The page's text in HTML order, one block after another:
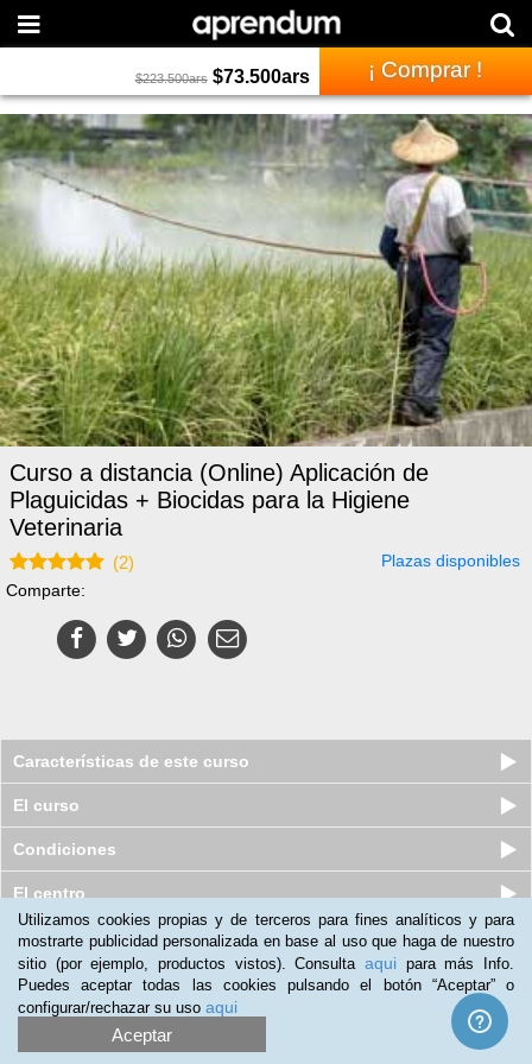
$223.500ars $73.500ars ¡ Comprar !
Curso a distancia (Online) Aplicación de
Plaguicidas + Biocidas para la Higiene
Veterinaria
(2)
Plazas disponibles
Comparte:
Características de este curso
El curso
Condiciones
El centro
Nuestros clientes opinan:
Miguel Troncoso
Lo utilizo para ponerme al día sobre el tema relacionado con
fitosanitarios.Lo recomiendo porque son muy buenos para
Utilizamos cookies propias y de terceros para fines analíticos y para
mostrarte publicidad personalizada en base al uso que haga de nuestro
sitio (por ejemplo, productos vistos). Consulta aqui para más Info.
Puedes aceptar todas las cookies pulsando el botón “Aceptar” o
configurar/rechazar su uso aqui
Aceptar